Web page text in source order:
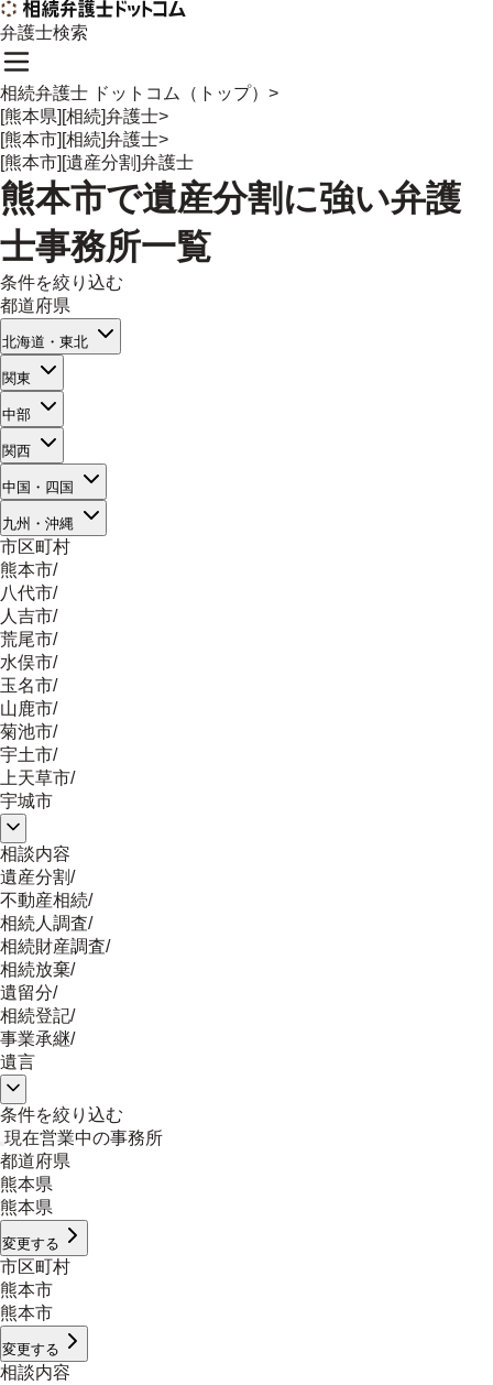
弁護士検索
相続弁護士 ドットコム（トップ） >
[熊本県][相続]弁護士>
[熊本市][相続]弁護士>
[熊本市][遺産分割]弁護士
熊本市で遺産分割 に強い弁護
士事務所一覧
条件を絞り込む
都道府県
北海道・東北
関東
中部
関西
中国・四国
九州・沖縄
市区町村
熊本市/
八代市/
人吉市/
荒尾市/
水俣市/
玉名市/
山鹿市/
菊池市/
宇土市/
上天草市/
宇城市
相談内容
遺産分割/
不動産相続/
相続人調査/
相続財産調査/
相続放棄/
遺留分/
相続登記/
事業承継/
遺言
条件を絞り込む
現在営業中の事務所
都道府県
熊本県
熊本県
変更する
市区町村
熊本市
熊本市
変更する
相談内容